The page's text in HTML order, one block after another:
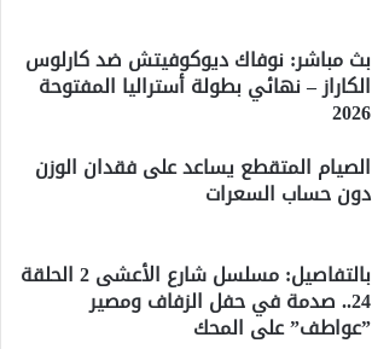
بث مباشر: نوفاك ديوكوفيتش ضد كارلوس
الكاراز – نهائي بطولة أستراليا المفتوحة
2026
الصيام المتقطع يساعد على فقدان الوزن
دون حساب السعرات
بالتفاصيل: مسلسل شارع الأعشى 2 الحلقة
24.. صدمة في حفل الزفاف ومصير
”عواطف” على المحك